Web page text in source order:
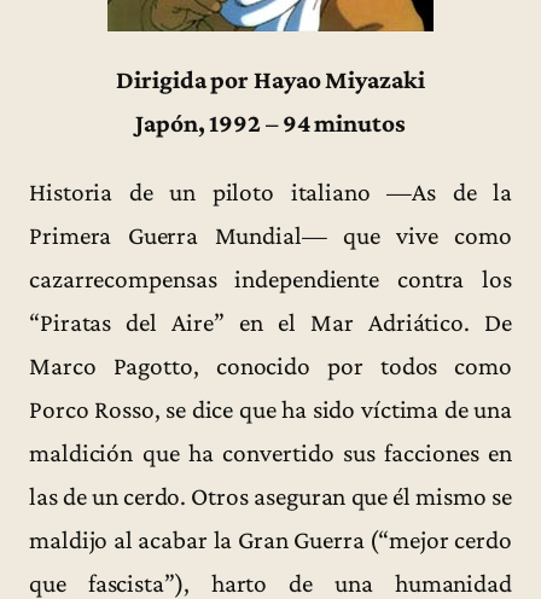
Dirigida por Hayao Miyazaki
Japón, 1992 – 94 minutos
Historia de un piloto italiano —As de la
Primera Guerra Mundial— que vive como
cazarrecompensas independiente contra los
“Piratas del Aire” en el Mar Adriático. De
Marco Pagotto, conocido por todos como
Porco Rosso, se dice que ha sido víctima de una
maldición que ha convertido sus facciones en
las de un cerdo. Otros aseguran que él mismo se
maldijo al acabar la Gran Guerra (“mejor cerdo
que fascista”), harto de una humanidad